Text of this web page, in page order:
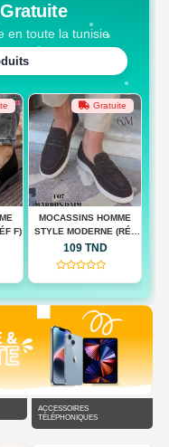
en toute la tunisie
F)
Gratuite
MOCASSINS HOMME
STYLE MODERNE (RÉF
F)
109 TND
(0)
ACCESSOIRES
TÉLÉPHONIQUES